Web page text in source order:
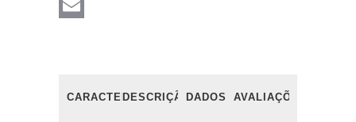
Pinterest
CARACTERÍSTICAS
DESCRIÇÃODADOS AVALIAÇÕES